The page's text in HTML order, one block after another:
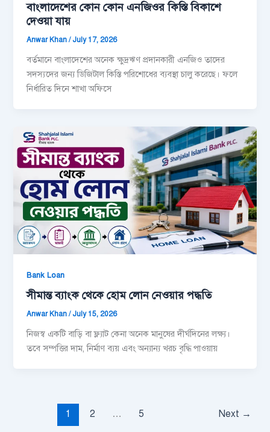
বাংলাদেশের কোন কোন এনজিওর কিস্তি বিকাশে
দেওয়া যায়
Anwar Khan/ July 17, 2026
বর্তমানে বাংলাদেশের অনেক ক্ষুদ্রঋণ প্রদানকারী এনজিও তাদের
সদস্যদের জন্য ডিজিটাল কিস্তি পরিশোধের ব্যবস্থা চালু করেছে। ফলে
নির্ধারিত দিনে শাখা অফিসে
Bank Loan
সীমান্ত ব্যাংক থেকে হোম লোন নেওয়ার পদ্ধতি
Anwar Khan/ July 15, 2026
নিজস্ব একটি বাড়ি বা ফ্ল্যাট কেনা অনেক মানুষের দীর্ঘদিনের লক্ষ্য।
তবে সম্পত্তির দাম, নির্মাণ ব্যয় এবং অন্যান্য খরচ বৃদ্ধি পাওয়ায়
1 2 … 5 Next →